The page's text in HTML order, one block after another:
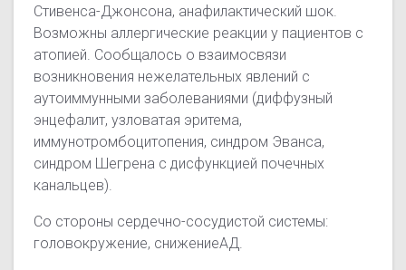
Стивенса-Джонсона, анафилактический шок.
Возможны аллергические реакции у пациентов с
атопией. Сообщалось о взаимосвязи
возникновения нежелательных явлений с
аутоиммунными заболеваниями (диффузный
энцефалит, узловатая эритема,
иммунотромбоцитопения, синдром Эванса,
синдром Шегрена с дисфункцией почечных
канальцев).
Со стороны сердечно-сосудистой системы:
головокружение, снижениеАД.